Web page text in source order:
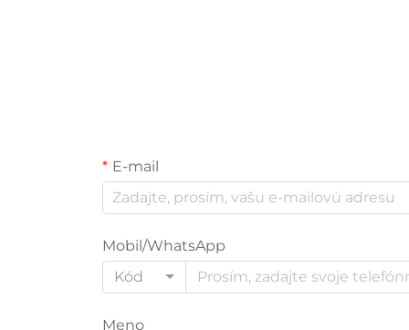
E-mail
Mobil/WhatsApp
Kód
Meno